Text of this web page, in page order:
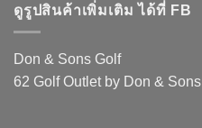
ดูรูปสินค้าเพิ่มเติม ได้ที่ FB
Don & Sons Golf
62 Golf Outlet by Don & Sons